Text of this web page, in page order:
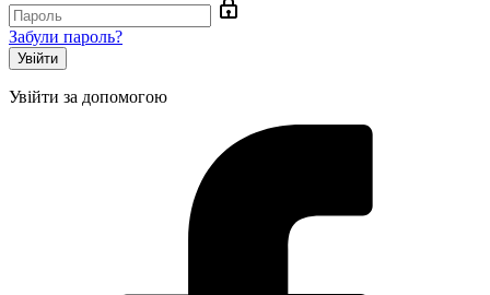
Забули пароль?
Увійти за допомогою